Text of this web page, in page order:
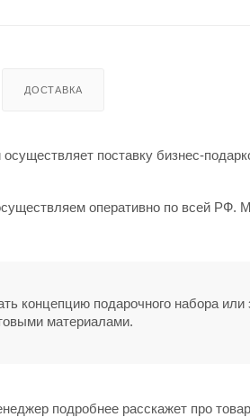
ДОСТАВКА
поставку бизнес-
оперативно по всей РФ.
концепцию подарочного набора или
материалами.
подробнее расскажет про